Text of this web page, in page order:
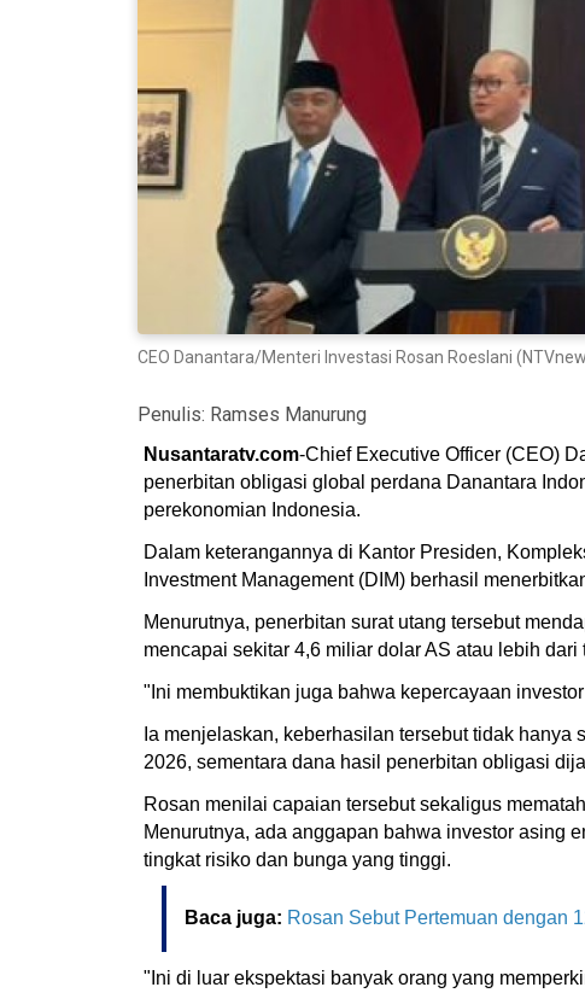
CEO Danantara/Menteri Investasi Rosan Roeslani
Penulis: Ramses Manurung
Nusantaratv.com-Chief Executive Officer (CEO)
penerbitan obligasi global perdana Danantara
perekonomian Indonesia.
Dalam keterangannya di Kantor Presiden,
Investment Management (DIM) berhasil
Menurutnya, penerbitan surat utang tersebut
mencapai sekitar 4,6 miliar dolar AS atau lebih
"Ini membuktikan juga bahwa kepercayaan
Ia menjelaskan, keberhasilan tersebut tidak
2026, sementara dana hasil penerbitan obligasi
Rosan menilai capaian tersebut sekaligus
Menurutnya, ada anggapan bahwa investor asing
tingkat risiko dan bunga yang tinggi.
Baca juga: Rosan Sebut Pertemuan dengan
"Ini di luar ekspektasi banyak orang yang